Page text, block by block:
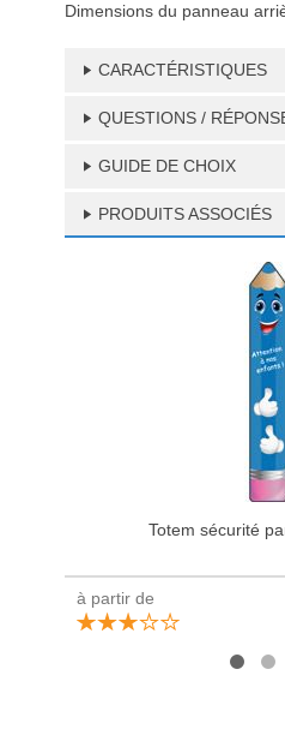
Dimensions du panneau
CARACTÉRISTIQUES
QUESTIONS /
GUIDE DE CHOIX
PRODUITS ASSOCIÉS
Totem sécurité
à partir de